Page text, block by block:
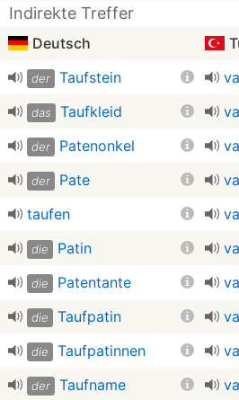
Indirekte Treffer
Deutsch
der Taufstein
das Taufkleid
der Patenonkel
der Pate
taufen
die Patin
die Patentante
die Taufpatin
die Taufpatinnen
der Taufname